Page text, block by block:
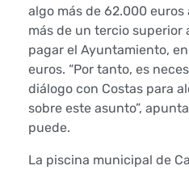
a
m
i
e
n
algo más de 62.000
más de un tercio superior
pagar el Ayuntamiento,
euros. “Por tanto, es
diálogo con Costas para
sobre este asunto”,
puede.
La piscina municipal de